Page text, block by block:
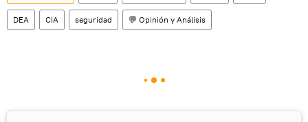
DEA CIA seguridad 💬 Opinión y Análisis